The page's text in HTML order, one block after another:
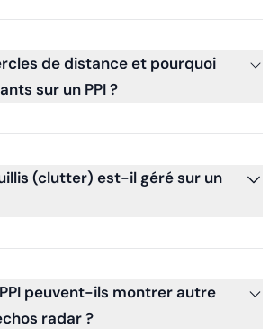
de distance et pourquoi
sur un PPI ?
(clutter) est-il géré sur un
peuvent-ils montrer autre
radar ?